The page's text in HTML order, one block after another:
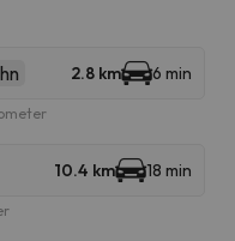
2.8 km 6 min
10.4 km 18 min